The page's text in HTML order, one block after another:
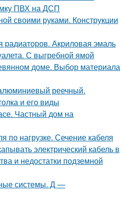
ПВХ на ДСП
своими руками. Конструкции
радиаторов. Акриловая эмаль
С выгребной ямой
доме. Выбор материала
реечный.
и его виды
Частный дом на
по нагрузке. Сечение кабеля
электрический кабель в
и недостатки подземной
системы. Д —